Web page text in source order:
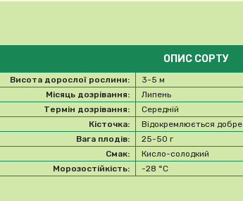
ОПИС СОРТУ
Висота дорослої рослини:
3-5 м
Місяць дозрівання:
Липень
Термін дозрівання:
Середній
Кісточка:
Відокремлюється добре
Вага плодів:
25-50 г
Смак:
Кисло-солодкий
Морозостійкість:
-28 °C